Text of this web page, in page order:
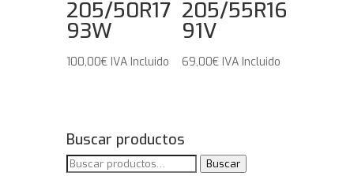
205/50R17
93W
100,00€ IVA Incluido
205/55R16
91V
69,00€ IVA Incluido
Buscar productos
Buscar
Buscar